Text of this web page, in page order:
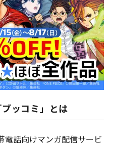
ッコミ」とは
話向けマンガ配信サービ